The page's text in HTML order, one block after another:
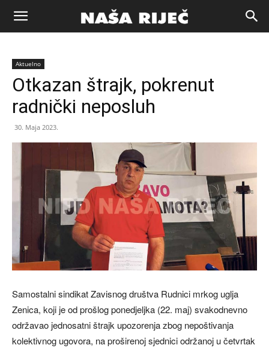
Naša
riječ
Aktuelno
Otkazan štrajk, pokrenut
radnički neposluh
30. Maja 2023.
Samostalni sindikat Zavisnog društva Rudnici mrkog uglja
Zenica, koji je od prošlog ponedjeljka (22. maj) svakodnevno
održavao jednosatni štrajk upozorenja zbog nepoštivanja
kolektivnog ugovora, na proširenoj sjednici održanoj u četvrtak